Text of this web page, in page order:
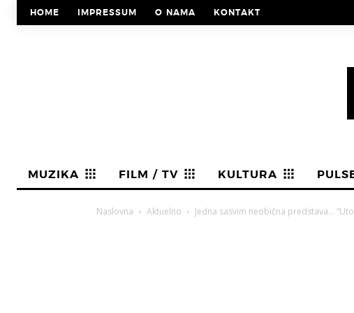
HOME IMPRESSUM O NAMA KONTAKT
MUZIKA FILM / TV KULTURA
Naslovna Aktuelno Jedna sasvim neobična predstava…